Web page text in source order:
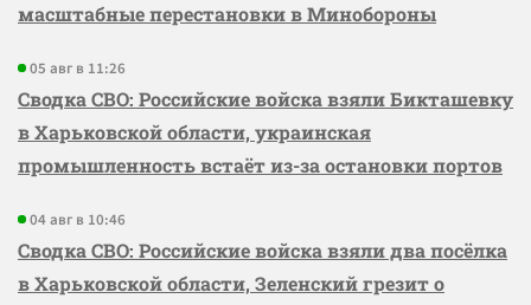
масштабные перестановки в Минобороны
05 авг в 11:26
Сводка СВО: Российские войска взяли Бикташевку
в Харьковской области, украинская
промышленность встаёт из-за остановки портов
04 авг в 10:46
Сводка СВО: Российские войска взяли два посёлка
в Харьковской области, Зеленский грезит о